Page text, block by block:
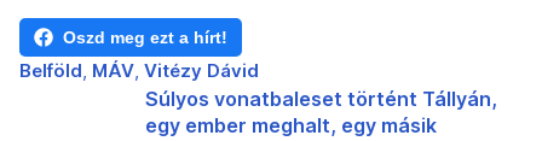
Oszd meg ezt a hírt!
Belföld MÁV Vitézy Dávid
Súlyos vonatbaleset történt Tállyán,
egy ember meghalt, egy másik